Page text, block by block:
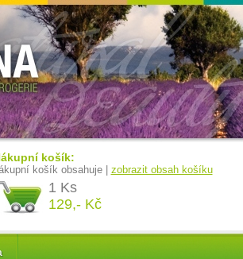
košík:
košík obsahuje | zobrazit obsah košíku
1 Ks
129,- Kč